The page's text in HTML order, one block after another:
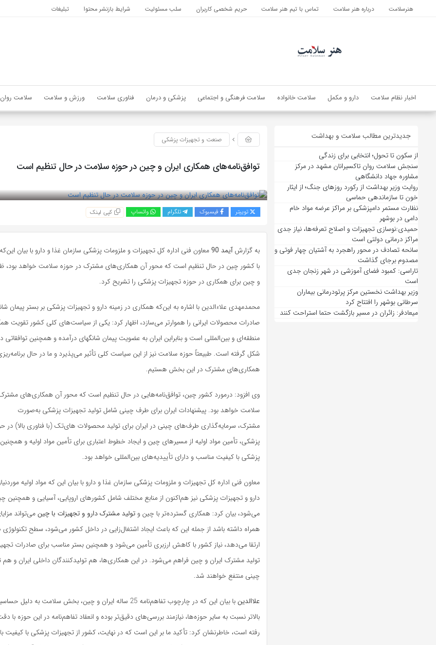
هنرسلامت درباره هنر سلامت تماس با تیم هنر سلامت حریم شخصی کاربران سلب مسئولیت شرایط بازنشر محتوا تبلیغات
اخبار نظام سلامت دارو و مکمل سلامت خانواده سلامت فرهنگی و اجتماعی پزشکی و درمان فناوری سلامت ورزش و سلامت سلامت روان
جدیدترین مطالب سلامت و بهداشت
از سکون تا تحول؛ انتخابی برای زندگی
سنجش سلامت روان تاکسیرانان مشهد در مرکز
مشاوره جهاد دانشگاهی
روایت وزیر بهداشت از رکورد روزهای جنگ؛ از ایثار
خون تا سازماندهی حماسی
نظارت مستمر دامپزشکی بر مراکز عرضه مواد خام
دامی در بوشهر
حمیدی:نوسازی تجهیزات و اصلاح تعرفه‌ها، نیاز جدی
مراکز درمانی دولتی است
سانحه تصادف در محور راهجرد به آشتیان چهار فوتی و
مصدوم برجای گذاشت
تاراسی: کمبود فضای آموزشی در شهر زنجان جدی
است
وزیر بهداشت نخستین مرکز پرتودرمانی بیماران
سرطانی بوشهر را افتتاح کرد
میعادفر: زائران در مسیر بازگشت حتما استراحت کنند
صنعت و تجهیزات پزشکی
توافق‌نامه‌‌های همکاری ایران و چین در حوزه سلامت در حال تنظیم است
توییتر فیسبوک تلگرام واتساپ کپی لینک
به گزارشآیمد 90
معاون فنی اداره کل تجهیزات و ملزومات پزشکی سازمان غذا و دارو با بیان
با کشور چین در حال تنظیم است که محور آن همکاری‌های مشترک در حوزه سلامت خواهد بود،
و چین برای همکاری در حوزه تجهیزات پزشکی را تشریح کرد.
محمدمهدی علاءالدین با اشاره به این‌که همکاری در زمینه دارو و تجهیزات پزشکی بر بستر پیمان
صادرات محصولات ایرانی را هموارتر می‌سازد، اظهار کرد: یکی از سیاست‌های کلی کشور تقویت
منطقه‌ای و بین‌المللی است و بنابراین ایران به عضویت پیمان شانگهای درآمده و همچنین توافقاتی
شکل گرفته است. طبیعتاً حوزه سلامت نیز از این سیاست کلی تأثیر می‌پذیرد و ما در حال
همکاری‌های مشترک در این بخش هستیم.
وی افزود: درمورد کشور چین، توافق‌نامه‌هایی در حال تنظیم است که محور آن همکاری‌های
سلامت خواهد بود. پیشنهادات ایران برای طرف چینی شامل تولید تجهیزات پزشکی به‌صورت
مشترک، سرمایه‌گذاری طرف‌های چینی در ایران برای تولید محصولات های‌تک (با فناوری بالا) در
پزشکی، تأمین مواد اولیه از مسیرهای چین و ایجاد خطوط اعتباری برای تأمین مواد اولیه و
پزشکی با کیفیت مناسب و دارای تأییدیه‌های بین‌المللی خواهد بود.
معاون فنی اداره کل تجهیزات و ملزومات پزشکی سازمان غذا و دارو با بیان این که مواد اولیه
دارو و تجهیزات پزشکی نیز هم‌اکنون از منابع مختلف شامل کشورهای اروپایی، آسیایی و همچنین
می‌شود، بیان کرد: همکاری گسترده‌تر با چین و تولید مشترک دارو و تجهیزات با چینمی‌تواند
همراه داشته باشد از جمله این که باعث ایجاد اشتغال‌زایی در داخل کشور می‌شود، سطح تکنولوژی
ارتقا می‌دهد، نیاز کشور با کاهش ارزبری تأمین می‌شود و همچنین بستر مناسب برای صادرات
تولید مشترک ایران و چین فراهم می‌شود. در این همکاری‌ها، هم تولیدکنندگان داخلی ایران و هم
چینی منتفع خواهند شد.
علاالدین
با بیان این که در چارچوب تفاهم‌نامه 25 ساله ایران و چین، بخش سلامت به
بالاتر نسبت به سایر حوزه‌ها، نیازمند بررسی‌های دقیق‌تر بوده و انعقاد تفاهم‌نامه در این حوزه
رفته است، خاطرنشان کرد: تأکید ما بر این است که در نهایت، کشور از تجهیزات پزشکی با کیفیت